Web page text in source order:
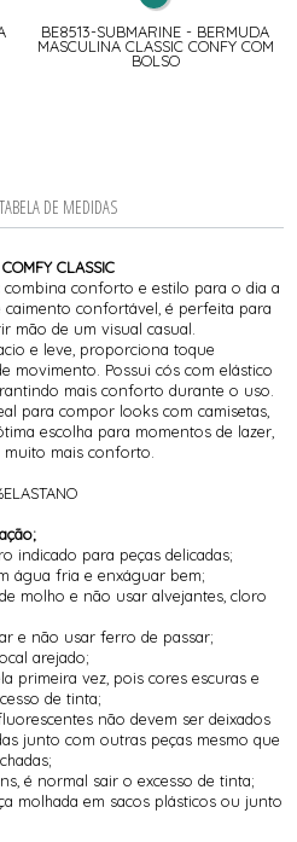
BE8513-SUBMARINE - BERMUDA
MASCULINA CLASSIC CONFY COM
BOLSO
TABELA DE MEDIDAS
CLASSIC
combina conforto e estilo para o dia a
caimento confortável, é perfeita para
mão de um visual casual.
e leve, proporciona toque
movimento. Possui cós com elástico
mais conforto durante o uso.
para compor looks com camisetas,
escolha para momentos de lazer,
mais conforto.
indicado para peças delicadas;
água fria e enxáguar bem;
molho e não usar alvejantes, cloro
e não usar ferro de passar;
arejado;
primeira vez, pois cores escuras e
de tinta;
não devem ser deixados
junto com outras peças mesmo que
é normal sair o excesso de tinta;
molhada em sacos plásticos ou junto